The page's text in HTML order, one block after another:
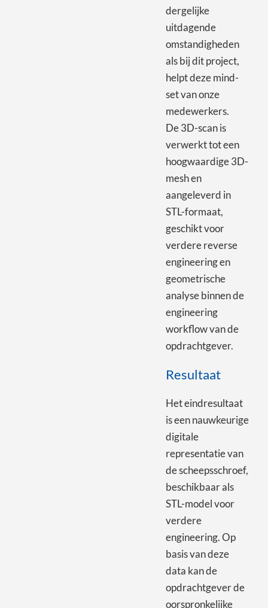
dergelijke
uitdagende
omstandigheden
als bij dit project,
helpt deze mind-
set van onze
medewerkers.
De 3D-scan is
verwerkt tot een
hoogwaardige 3D-
mesh en
aangeleverd in
STL-formaat,
geschikt voor
verdere reverse
engineering en
geometrische
analyse binnen de
engineering
workflow van de
opdrachtgever.
Resultaat
Het eindresultaat
is een nauwkeurige
digitale
representatie van
de scheepsschroef,
beschikbaar als
STL-model voor
verdere
engineering. Op
basis van deze
data kan de
opdrachtgever de
oorspronkelijke